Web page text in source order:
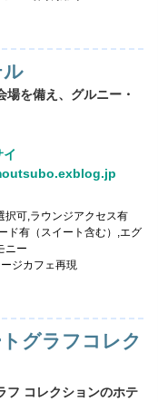
ル
を備え、グルニー・
イ
択可,ラウンジアクセス有
ド有（スイート含む）,エグ
ニー
ジカフェ再現
グラフコレク
フ コレクションのホテ